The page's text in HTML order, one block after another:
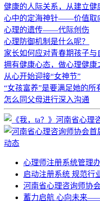
健康的人际关系，从建立健
心中的定海神针——价值取
心理的遗传——代际创伤
心理防御机制是什么呢？
家长如何应对青春期孩子与
拥有健康心态，做心理健康
从心开始迎接“女神节”
“女孩富养”是要满足她的所
怎么同父母进行深入沟通
动态
心理师注册系统管理
启动注册系统 规范行
河南省心理咨询师协
蓄力启航 心向未来